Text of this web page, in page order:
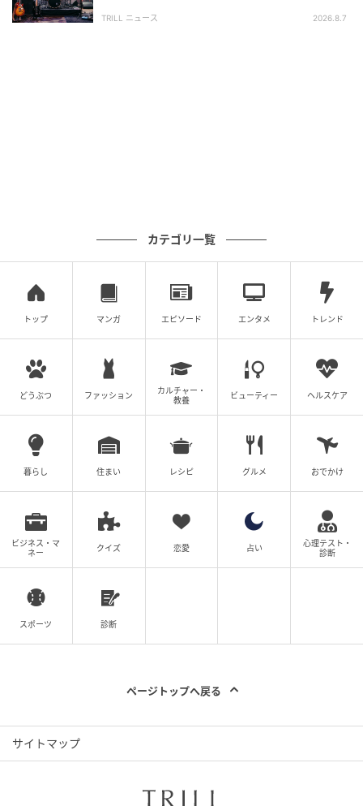
関連記事： Snow Man向井康二 心に響いたまさかの
新曲『BANG!!』のQ&Aで明かされた彼の「美学」は、
「朝はコットンで拭き取り」「常に保湿」「寝る前に
ベッドをコロコロ」。さらに、絶対に負けたくないも
のとして「家のほこり達」を挙げるなど、ストイック
また、「もしお店を開くなら？」という問いには「タ
イ式マッサージ店」と答えるなど、自身のルーツやフ
た。
関連記事：Snow Man向井康二、新曲Q&Aで語った
几帳面すぎる素顔と、いつか開きたいまさかのお店に
SNS沸騰
ライターコメント
自分が笑いを取っている映像を見て笑うという「笑い
への貪欲さ」と、家の掃除を完璧にこなす「家庭的な
5. 【最強のギャップ】ムエタイ経験が光る
「圧巻のアクション」と「愛らしさ」の共存
TRILL ニュース 2026.8.7
カテゴリ一覧
トップ マンガ エピソード エンタメ トレンド
どうぶつ ファッション
カルチャー・
教養
ビューティー ヘルスケア
暮らし 住まい レシピ グルメ おでかけ
ビジネス・マ
ネー
クイズ 恋愛 占い
心理テスト・
診断
スポーツ 診断
ページトップへ戻る
サイトマップ